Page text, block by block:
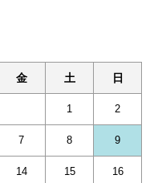
金 土 日
1 2
7 8 9
14 15 16